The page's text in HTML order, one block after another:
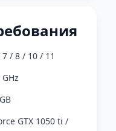
7 / 8 / 10 / 11
GTX 1050 ti /